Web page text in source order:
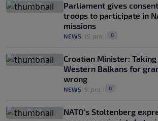
Parliament gives
troops to participate in
missions
NEWS 15. pro. 0
Croatian Minister:
Western Balkans for
wrong
NEWS 9. pro. 0
NATO's Stoltenberg